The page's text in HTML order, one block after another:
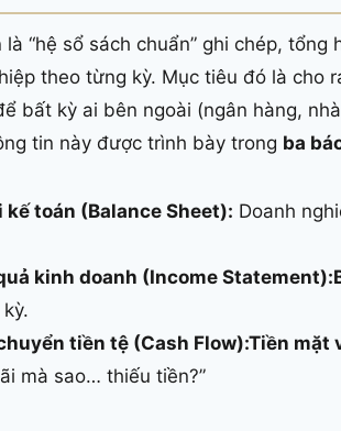
là “hệ sổ sách chuẩn” ghi chép, tổng
theo từng kỳ. Mục tiêu đó là cho
bất kỳ ai bên ngoài (ngân hàng,
tin này được trình bày trong ba
kế toán (Balance Sheet): Doanh
kinh doanh (Income Statement):
tiền tệ (Cash Flow):Tiền mặt
mà sao… thiếu tiền?”